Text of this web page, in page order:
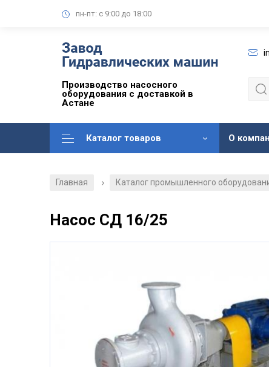
пн-пт: с 9:00 до 18:00
Производство насосного
оборудования с доставкой в
Астане
Каталог товаров О
Главная / Каталог промышленного
Насос СД 16/25